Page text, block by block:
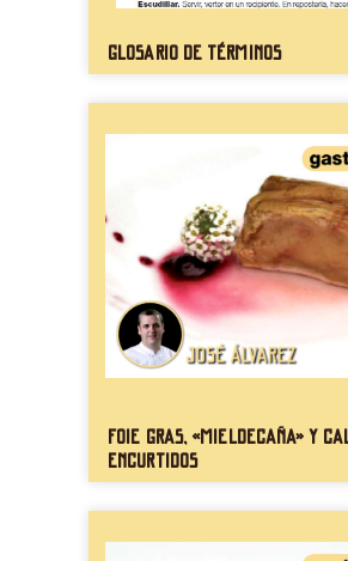
Glosario de términos
Foie gras, «mieldecaña» y
encurtidos